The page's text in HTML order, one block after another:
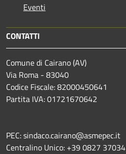
Eventi
CONTATTI
Comune di Cairano (AV)
Via Roma - 83040
Codice Fiscale: 82000450641
Partita IVA: 01721670642
PEC: sindaco.cairano@asmepec.it
Centralino Unico: +39 0827 37034